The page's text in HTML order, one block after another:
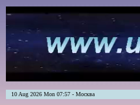
10 Aug 2026 Mon 07:57 - Москва